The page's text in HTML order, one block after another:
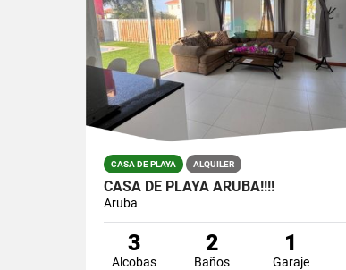
CASA DE PLAYA ALQUILER
CASA DE PLAYA ARUBA!!!!
Aruba
3
Alcobas
2
Baños
1
Garaje